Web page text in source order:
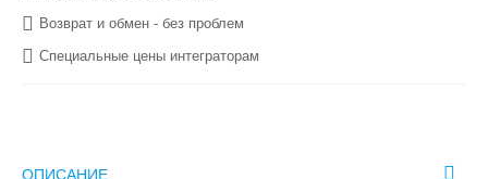
Возврат и обмен - без проблем
Специальные цены интеграторам
ОПИСАНИЕ